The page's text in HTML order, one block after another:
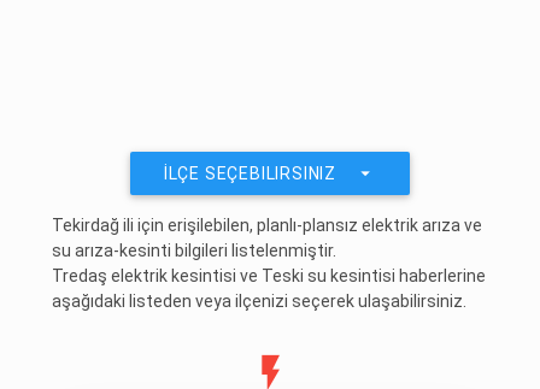
İLÇE SEÇEBILIRSINIZ arrow_drop_down
Tekirdağ ili için erişilebilen, planlı-plansız elektrik arıza ve
su arıza-kesinti bilgileri listelenmiştir.
Tredaş elektrik kesintisi ve Teski su kesintisi haberlerine
aşağıdaki listeden veya ilçenizi seçerek ulaşabilirsiniz.